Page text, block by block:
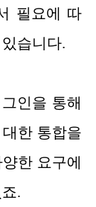
필요에 따
습니다.
인을 통해
한 통합을
한 요구에
.